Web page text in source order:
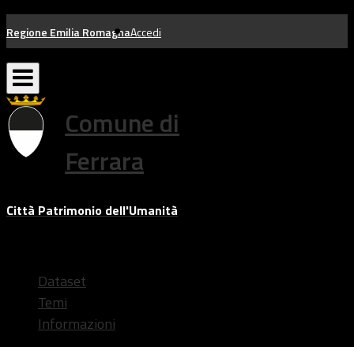
Salta
al
contenuto
Regione Emilia RomagnaAccedi
Comune di
Ferrara
Città Patrimonio dell'Umanità
Dataset
Temi
Informazioni